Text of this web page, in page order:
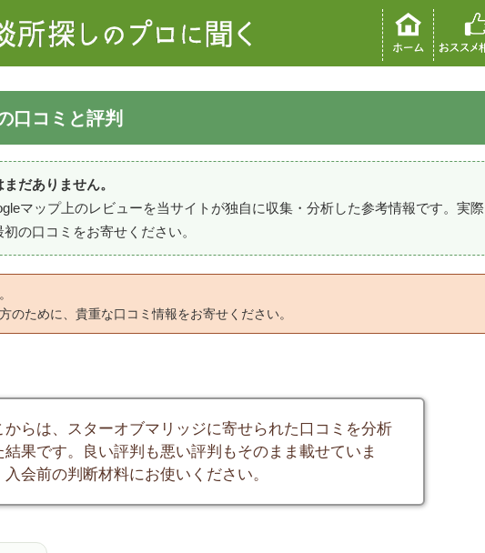
口コミと評判
だありません。
マップ上のレビューを当サイトが独自に収集・分析した参考情報です。実際
の口コミをお寄せください。
のために、貴重な口コミ情報をお寄せください。
からは、スターオブマリッジに寄せられた口コミを分析
結果です。良い評判も悪い評判もそのまま載せていま
入会前の判断材料にお使いください。